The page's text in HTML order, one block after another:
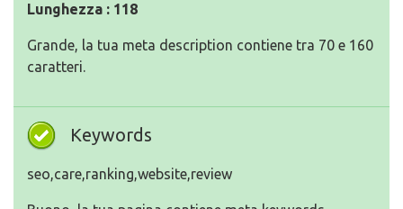
Lunghezza : 118
Grande, la tua meta description contiene tra 70 e 160
caratteri.
Keywords
seo,care,ranking,website,review